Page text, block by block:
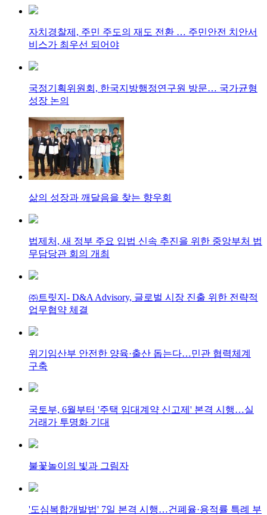
자치경찰제, 주민 주도의 재도 전환 … 주민안전 치안서
비스가 최우선 되어야
국정기획위원회, 한국지방행정연구원 방문… 국가균형
성장 논의
삶의 성장과 깨달음을 찾는 향우회
법제처, 새 정부 주요 입법 신속 추진을 위한 중앙부처 법
무담당관 회의 개최
㈜트릿지- D&A Advisory, 글로벌 시장 진출 위한 전략적
업무협약 체결
위기임산부 안전한 양육·출산 돕는다…민관 협력체계
구축
국토부, 6월부터 '주택 임대계약 신고제' 본격 시행…실
거래가 투명화 기대
불꽃놀이의 빛과 그림자
'도심복합개발법' 7일 본격 시행…건폐율·용적률 특례 부